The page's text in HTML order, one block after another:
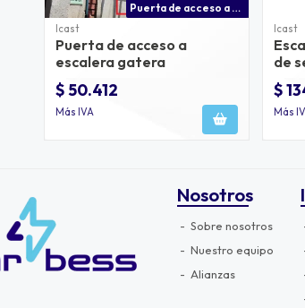
Puerta de acceso a escalera gatera con porta candado
Icast
Puerta de acceso a
escalera gatera
$ 50.412
Más IVA
Icast
de
$
Más
Nosotros
Sobre nosotros
Nuestro equipo
Alianzas